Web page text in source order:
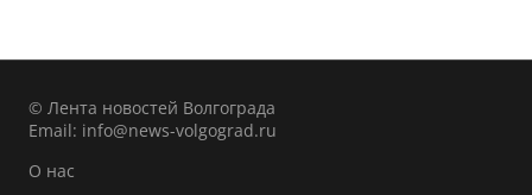
© Лента новостей Волгограда
Email: info@news-volgograd.ru
О нас